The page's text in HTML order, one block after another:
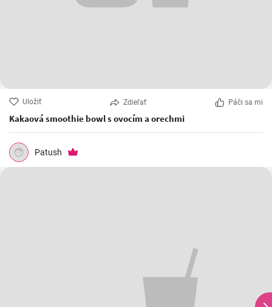
Uložiť Zdieľať Páči sa mi
Kakaová smoothie bowl s ovocím a orechmi
Patush